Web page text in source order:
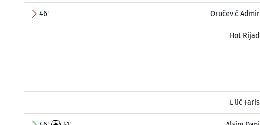
46' Oručević Admir
Hot Rijad
Lilić Faris